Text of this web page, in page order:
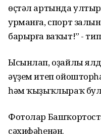
өҫтәл артында
урманға, спорт
барырға ваҡыт!” -
Ысынлап, оҙайлы
әүҙем итеп
һәм ҡыҙыҡлыраҡ
Фотолар
сәхифәһенән.